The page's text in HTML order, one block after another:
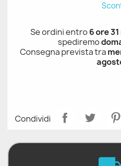
Se ordini entro6 ore
spediremo
Consegna prevista tra
Condividi